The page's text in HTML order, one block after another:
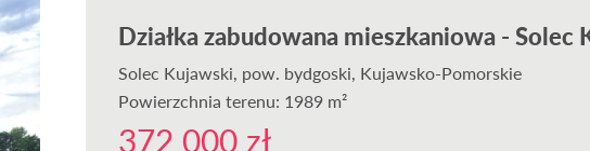
Działka zabudowana mieszkaniowa - Solec
Solec Kujawski, pow. bydgoski, Kujawsko-Pomorskie
Powierzchnia terenu: 1989 m²
372 000 zł